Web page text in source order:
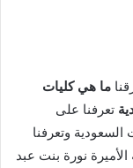
ما هي كليات
تعرفنا على
وتعرفنا
نورة بنت عبد